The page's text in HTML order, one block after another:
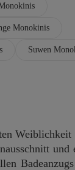
Monokinis
Suwen
und